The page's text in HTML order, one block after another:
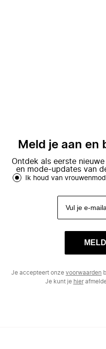
Meld je aan en
Ontdek als eerste
en mode-updates van
Ik houd van
Je accepteert onze voorwaarden
Je kunt je hier